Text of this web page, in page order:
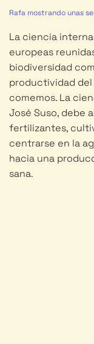
Rafa mostrando unas
La ciencia
europeas
biodiversidad
productividad
comemos. La
José Suso, debe
fertilizantes,
centrarse en la
hacia una
sana.